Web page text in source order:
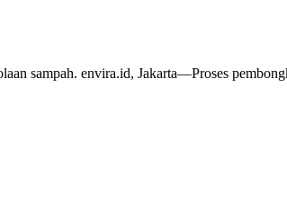
sampah. envira.id, Jakarta—Proses